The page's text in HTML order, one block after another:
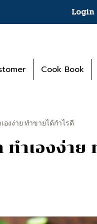
Login
Cook Book
งง่าย ทำขายได้กำไรดี
ำเองง่าย